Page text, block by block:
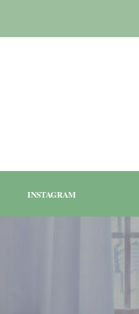
INSTAGRAM